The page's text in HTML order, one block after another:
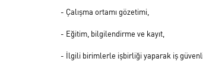
- Çalışma ortamı gözetimi,
- Eğitim, bilgilendirme ve kayıt,
- İlgili birimlerle işbirliği yaparak iş